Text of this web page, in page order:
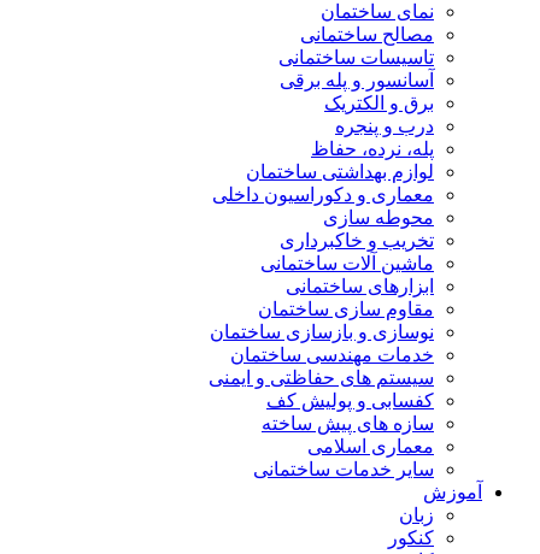
نمای ساختمان
مصالح ساختمانی
تاسیسات ساختمانی
آسانسور و پله برقی
برق و الکتریک
درب و پنجره
پله، نرده، حفاظ
لوازم بهداشتی ساختمان
معماری و دکوراسیون داخلی
محوطه سازی
تخریب و خاکبرداری
ماشین آلات ساختمانی
ابزارهای ساختمانی
مقاوم سازی ساختمان
نوسازی و بازسازی ساختمان
خدمات مهندسی ساختمان
سیستم های حفاظتی و ایمنی
کفسابی و پولیش کف
سازه های پیش ساخته
معماری اسلامی
سایر خدمات ساختمانی
آموزش
زبان
کنکور